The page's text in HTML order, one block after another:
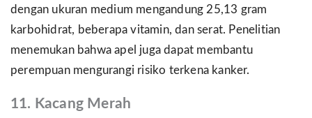
dengan ukuran medium mengandung 25,13 gram
karbohidrat, beberapa vitamin, dan serat. Penelitian
menemukan bahwa apel juga dapat membantu
perempuan mengurangi risiko terkena kanker.
11. Kacang Merah